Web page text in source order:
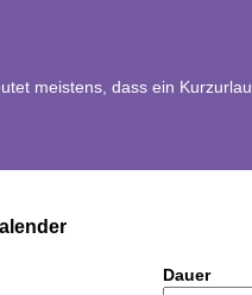
meistens, dass ein
Dauer